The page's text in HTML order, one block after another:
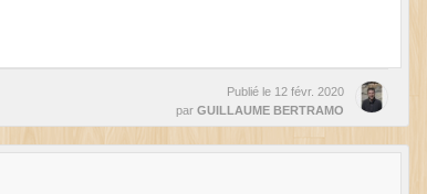
Publié le 12 févr. 2020
par GUILLAUME BERTRAMO